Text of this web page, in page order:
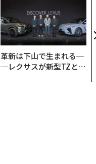
革新は下山で生まれる─
─レクサスが新型TZとE